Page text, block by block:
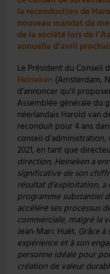
la reconduction de
nouveau mandat de
de la société lors de
annuelle d’avril
Le Président du Conseil
Heineken (Amsterdam,
d’annoncer qu’il
Assemblée générale du
néerlandais Harold van
reconduit pour 4 ans
conseil d’administration,
2021, en tant que
direction, Heineken a
significative de son
résultat d’exploitation,
programme substantiel
accéléré ses processus
commerciale, malgré la
Jean-Marc Huët. Grâce à
expérience et à son
personne idéale pour
création de valeur